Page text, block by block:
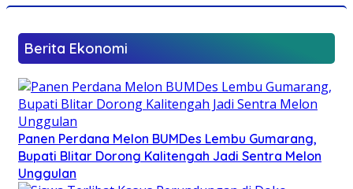
Berita Ekonomi
Panen Perdana Melon BUMDes Lembu Gumarang,
Bupati Blitar Dorong Kalitengah Jadi Sentra Melon
Unggulan